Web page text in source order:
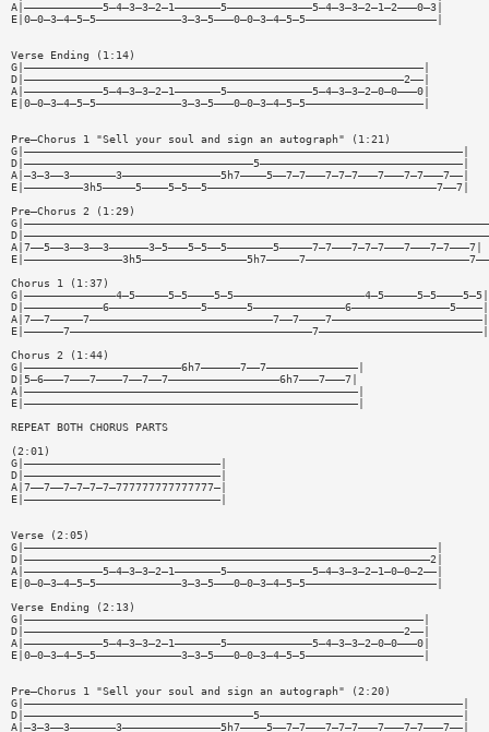
A|————————————5—4—3—3—2—1———————5—————————————5—4—3—3—2—1—2———0—3|
E|0—0—3—4—5—5—————————————3—3—5———0—0—3—4—5—5————————————————————|
Verse Ending (1:14)
G|—————————————————————————————————————————————————————————————|
D|——————————————————————————————————————————————————————————2——|
A|————————————5—4—3—3—2—1———————5—————————————5—4—3—3—2—0—0———0|
E|0—0—3—4—5—5—————————————3—3—5———0—0—3—4—5—5——————————————————|
Pre—Chorus 1 "Sell your soul and sign an autograph" (1:21)
G|———————————————————————————————————————————————————————————————————|
D|———————————————————————————————————5———————————————————————————————|
A|—3—3——3———————3———————————————5h7————5——7—7———7—7—7———7———7—7———7——|
E|—————————3h5—————5————5—5——5———————————————————————————————————7——7|
Pre—Chorus 2 (1:29)
A|7——5——3——3——3——————3—5———5—5——5———————5—————7—7———7—7—7———7———7—7———7|
Chorus 1 (1:37)
G|——————————————4—5—————5—5————5—5————————————————————4—5—————5—5————5—5|
D|————————————6——————————————5——————5——————————————6———————————————5————|
A|7——7—————7————————————————————————————7——7————7———————————————————————|
E|——————7—————————————————————————————————————7—————————————————————————|
Chorus 2 (1:44)
G|————————————————————————6h7——————7——7——————————————|
D|5—6———7———7————7——7——7—————————————————6h7———7———7|
A|———————————————————————————————————————————————————|
E|———————————————————————————————————————————————————|
REPEAT BOTH CHORUS PARTS
(2:01)
G|——————————————————————————————|
D|——————————————————————————————|
A|7——7——7—7—7—7—777777777777777—|
E|——————————————————————————————|
Verse (2:05)
G|———————————————————————————————————————————————————————————————|
D|——————————————————————————————————————————————————————————————2|
A|————————————5—4—3—3—2—1———————5—————————————5—4—3—3—2—1—0—0—2——|
E|0—0—3—4—5—5—————————————3—3—5———0—0—3—4—5—5————————————————————|
Verse Ending (2:13)
G|—————————————————————————————————————————————————————————————|
D|——————————————————————————————————————————————————————————2——|
A|————————————5—4—3—3—2—1———————5—————————————5—4—3—3—2—0—0———0|
E|0—0—3—4—5—5—————————————3—3—5———0—0—3—4—5—5——————————————————|
Pre—Chorus 1 "Sell your soul and sign an autograph" (2:20)
G|———————————————————————————————————————————————————————————————————|
D|———————————————————————————————————5———————————————————————————————|
A|—3—3——3———————3———————————————5h7————5——7—7———7—7—7———7———7—7———7——|